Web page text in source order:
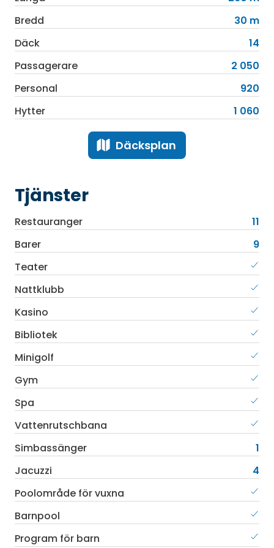
Bredd
30 m
Däck
14
Passagerare
2 050
Personal
920
Hytter
1 060
Däcksplan
Tjänster
Restauranger
11
Barer
9
Teater
Nattklubb
Kasino
Bibliotek
Minigolf
Gym
Spa
Vattenrutschbana
Simbassänger
1
Jacuzzi
4
Poolområde för vuxna
Barnpool
Program för barn